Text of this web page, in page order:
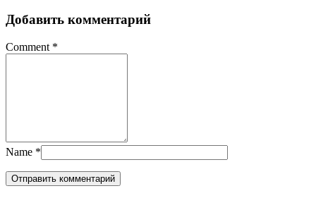
Добавить комментарий
Comment *
Name *